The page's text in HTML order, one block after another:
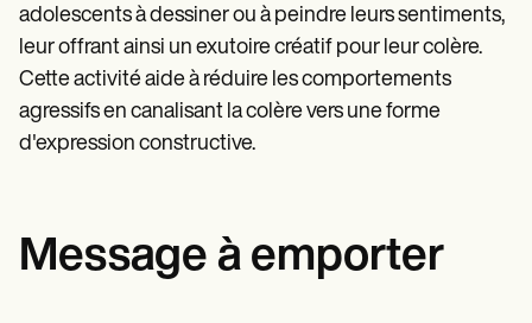
adolescents à dessiner ou à peindre leurs sentiments,
leur offrant ainsi un exutoire créatif pour leur colère.
Cette activité aide à réduire les comportements
agressifs en canalisant la colère vers une forme
d'expression constructive.
Message à emporter